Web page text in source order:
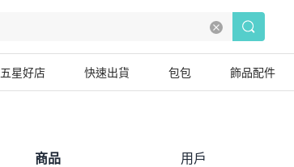
五星好店 快速出貨 包包 飾品配件
商品 用戶